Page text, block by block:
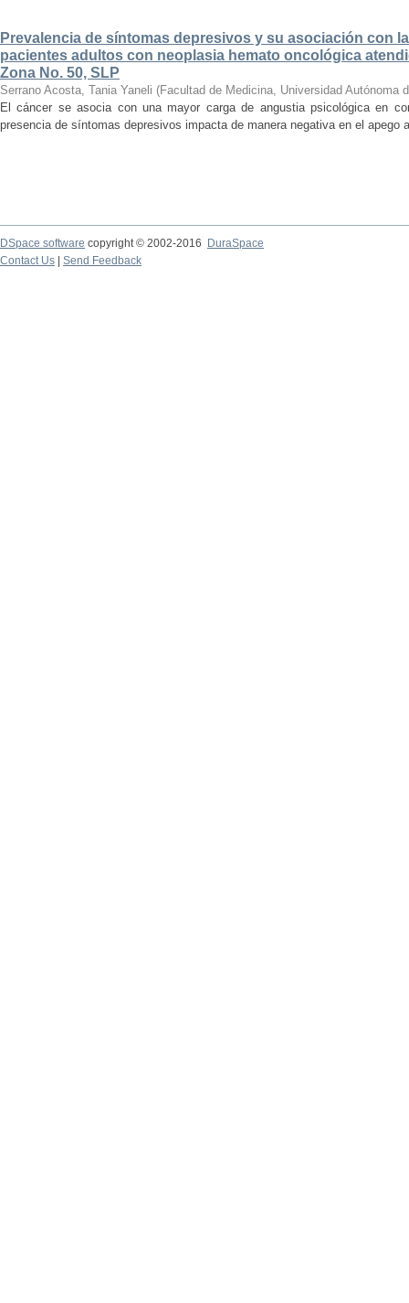
Prevalencia de síntomas depresivos y su asociación con
pacientes adultos con neoplasia hemato oncológica
Zona No. 50, SLP
Serrano Acosta, Tania Yaneli (Facultad de Medicina, Universidad Autónoma
El cáncer se asocia con una mayor carga de angustia psicológica en
presencia de síntomas depresivos impacta de manera negativa en el
DSpace software copyright © 2002-2016
DuraSpace
Contact Us
Send Feedback